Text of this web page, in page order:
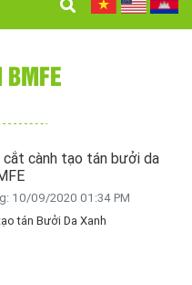
BMFE
cành tạo tán bưởi da
10/09/2020 01:34 PM
tán Bưởi Da Xanh